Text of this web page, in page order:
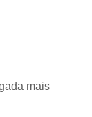
mais